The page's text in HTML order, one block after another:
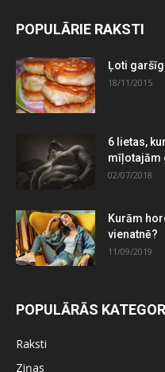
POPULĀRIE RAKSTI
Ļoti
18/11/2015
6 lietas,
mīļotajām
02/07/2018
Kurām
vienatnē?
11/09/2019
POPULĀRĀS
Raksti
Ziņas